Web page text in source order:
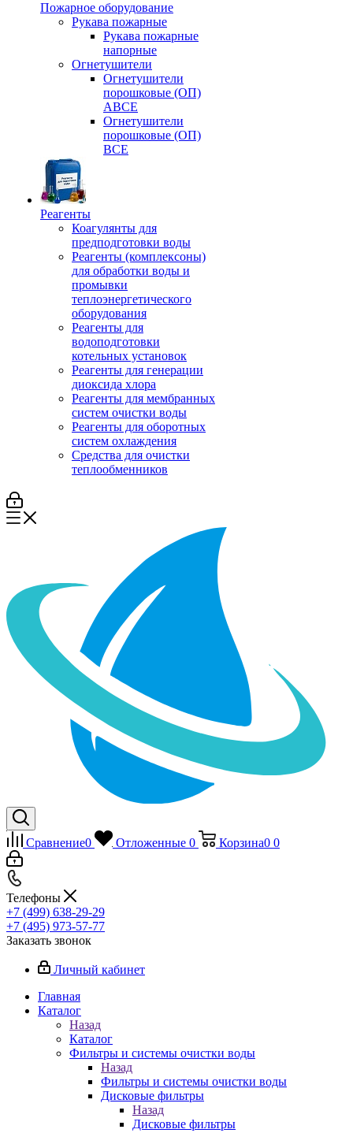
Пожарное оборудование
Рукава пожарные
Рукава пожарные
напорные
Огнетушители
Огнетушители
порошковые (ОП)
АВСЕ
Огнетушители
порошковые (ОП)
ВСЕ
Реагенты
Коагулянты для
предподготовки воды
Реагенты (комплексоны)
для обработки воды и
промывки
теплоэнергетического
оборудования
Реагенты для
водоподготовки
котельных установок
Реагенты для генерации
диоксида хлора
Реагенты для мембранных
систем очистки воды
Реагенты для оборотных
систем охлаждения
Средства для очистки
теплообменников
Сравнение0 Отложенные 0 Корзина0 0
Телефоны
+7 (499) 638-29-29
+7 (495) 973-57-77
Заказать звонок
Личный кабинет
Главная
Каталог
Назад
Каталог
Фильтры и системы очистки воды
Назад
Фильтры и системы очистки воды
Дисковые фильтры
Назад
Дисковые фильтры